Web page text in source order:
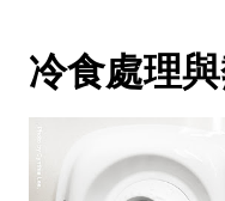
冷食處理